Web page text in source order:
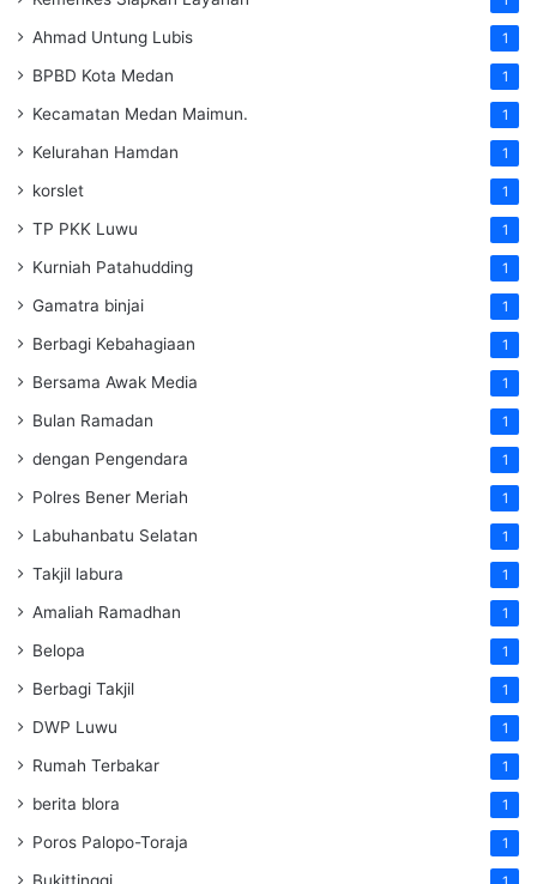
Ahmad Untung Lubis 1
BPBD Kota Medan 1
Kecamatan Medan Maimun. 1
Kelurahan Hamdan 1
korslet 1
TP PKK Luwu 1
Kurniah Patahudding 1
Gamatra binjai 1
Berbagi Kebahagiaan 1
Bersama Awak Media 1
Bulan Ramadan 1
dengan Pengendara 1
Polres Bener Meriah 1
Labuhanbatu Selatan 1
Takjil labura 1
Amaliah Ramadhan 1
Belopa 1
Berbagi Takjil 1
DWP Luwu 1
Rumah Terbakar 1
berita blora 1
Poros Palopo-Toraja 1